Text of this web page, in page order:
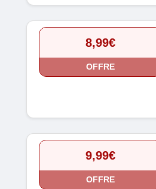
8,99€
OFFRE
9,99€
OFFRE